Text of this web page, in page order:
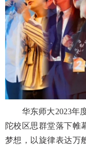
华东师大2023年
陀校区思群堂落下帷
梦想，以旋律表达万